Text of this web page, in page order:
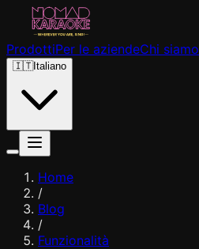
ProdottiPer le aziendeChi siamo
🇮🇹Italiano
Home
/
Blog
/
Funzionalità